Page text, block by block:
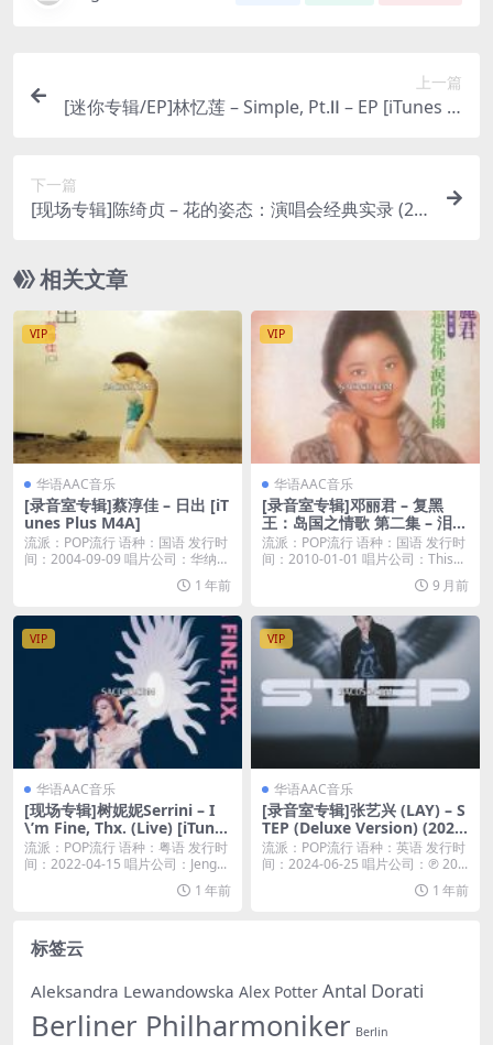
上一篇
[迷你专辑/EP]林忆莲 – Simple, Pt.Ⅱ – EP [iTunes Pl
下一篇
[现场专辑]陈绮贞 – 花的姿态：演唱会经典实录 (20
相关文章
VIP
华语AAC音乐
[录音室专辑]蔡淳佳 – 日出 [iT
unes Plus M4A]
流派：POP流行 语种：国语 发行时
间：2004-09-09 唱片公司：华纳音
1 年前
VIP
华语AAC音乐
[录音室专辑]邓丽君 – 复黑
王：岛国之情歌 第二集 – 泪的
小雨 (2010) [iTunes Plus M4
A]
流派：POP流行 语种：国语 发行时
间：2010-01-01 唱片公司：This...
9 月前
VIP
华语AAC音乐
[现场专辑]树妮妮Serrini – I
\’m Fine, Thx. (Live) [iTunes
Plus M4A]
流派：POP流行 语种：粤语 发行时
间：2022-04-15 唱片公司：Jeng...
1 年前
VIP
华语AAC音乐
[录音室专辑]张艺兴 (LAY) – S
TEP (Deluxe Version) (2024)
[iTunes Plus M4A]
流派：POP流行 语种：英语 发行时
间：2024-06-25 唱片公司：℗ 20...
1 年前
标签云
Aleksandra Lewandowska Alex Potter Antal Dorati
Berliner Philharmoniker Berlin